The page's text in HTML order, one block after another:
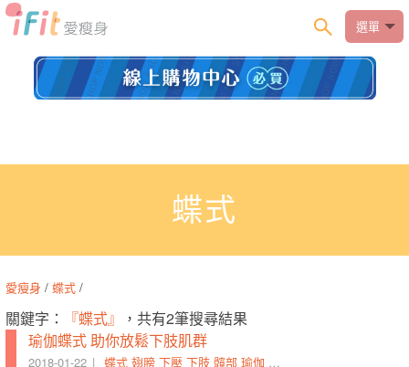
選單
蝶式
愛瘦身 / 蝶式 /
關鍵字： 『蝶式』
，共有2筆搜尋結果
瑜伽蝶式 助你放鬆下肢肌群
2018-01-22 蝶式 翅膀 下壓 下肢 髖部 瑜伽 膝蓋